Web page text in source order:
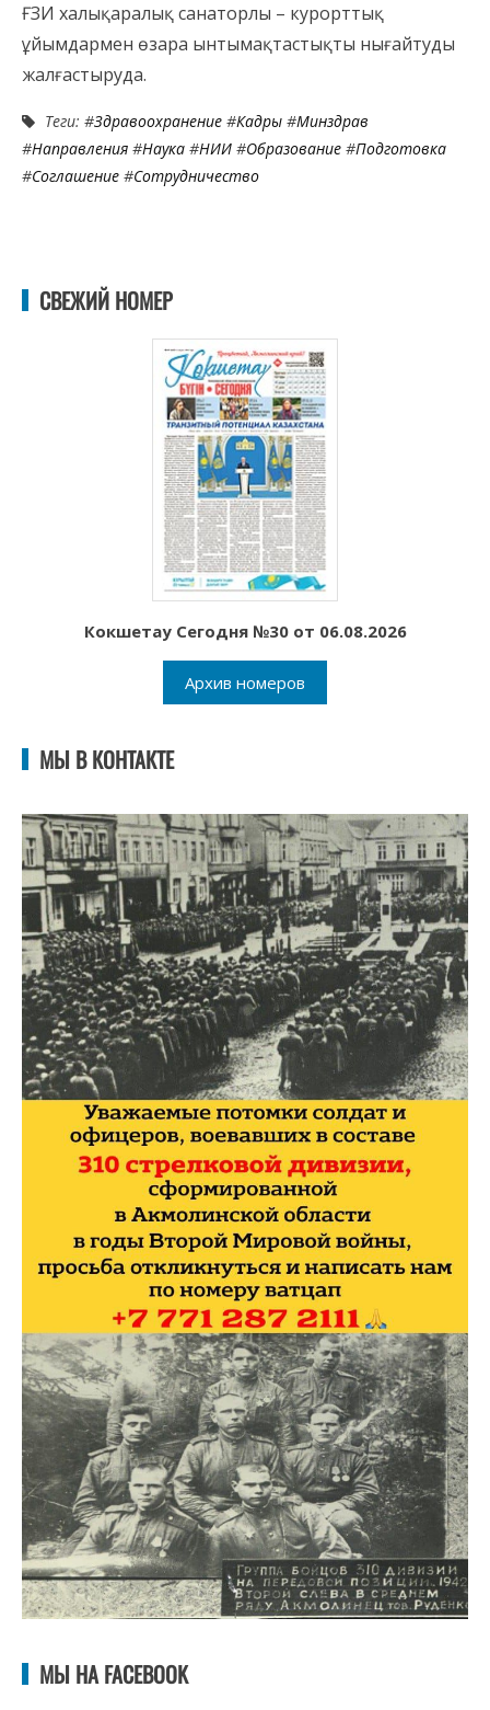
ҒЗИ халықаралық санаторлы – курорттық
ұйымдармен өзара ынтымақтастықты нығайтуды
жалғастыруда.
Теги: #Здравоохранение #Кадры #Минздрав
#Направления #Наука #НИИ #Образование #Подготовка
#Соглашение #Сотрудничество
СВЕЖИЙ НОМЕР
Кокшетау Сегодня №30 от 06.08.2026
Архив номеров
МЫ В КОНТАКТЕ
МЫ НА FACEBOOK